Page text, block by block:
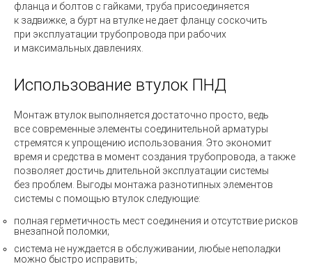
фланца и болтов с гайками, труба присоединяется
к задвижке, а бурт на втулке не дает фланцу соскочить
при эксплуатации трубопровода при рабочих
и максимальных давлениях.
Использование втулок ПНД
Монтаж втулок выполняется достаточно просто, ведь
все современные элементы соединительной арматуры
стремятся к упрощению использования. Это экономит
время и средства в момент создания трубопровода, а также
позволяет достичь длительной эксплуатации системы
без проблем. Выгоды монтажа разнотипных элементов
системы с помощью втулок следующие:
полная герметичность мест соединения и отсутствие рисков
внезапной поломки;
система не нуждается в обслуживании, любые неполадки
можно быстро исправить;